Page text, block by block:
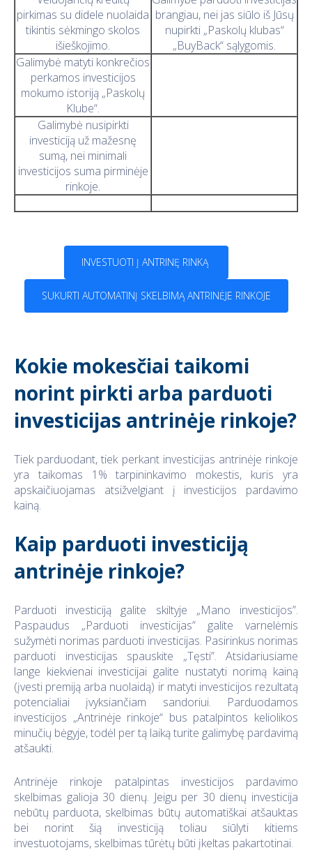
pirkimas su didele nuolaida
tikintis sėkmingo skolos
išieškojimo.
brangiau, nei jas siūlo iš Jūsų
nupirkti „Paskolų klubas“
„BuyBack“ sąlygomis.
Galimybė matyti konkrečios
perkamos investicijos
mokumo istoriją „Paskolų
Klube“.
Galimybė nusipirkti
investiciją už mažesnę
sumą, nei minimali
investicijos suma pirminėje
rinkoje.
INVESTUOTI Į ANTRINĘ RINKĄ
SUKURTI AUTOMATINĮ SKELBIMĄ ANTRINĖJE RINKOJE
Kokie mokesčiai taikomi
norint pirkti arba parduoti
investicijas antrinėje rinkoje?
Tiek parduodant, tiek perkant investicijas antrinėje rinkoje
yra taikomas 1% tarpininkavimo mokestis, kuris yra
apskaičiuojamas atsižvelgiant į investicijos pardavimo
kainą.
Kaip parduoti investiciją
antrinėje rinkoje?
Parduoti investiciją galite skiltyje „Mano investicijos”.
Paspaudus „Parduoti investicijas” galite varnelėmis
sužymėti norimas parduoti investicijas. Pasirinkus norimas
parduoti investicijas spauskite „Tęsti”. Atsidariusiame
lange kiekvienai investicijai galite nustatyti norimą kainą
(įvesti premiją arba nuolaidą) ir matyti investicijos rezultatą
potencialiai įvyksiančiam sandoriui. Parduodamos
investicijos „Antrinėje rinkoje“ bus patalpintos keliolikos
minučių bėgyje, todėl per tą laiką turite galimybę pardavimą
atšaukti.
Antrinėje rinkoje patalpintas investicijos pardavimo
skelbimas galioja 30 dienų. Jeigu per 30 dienų investicija
nebūtų parduota, skelbimas būtų automatiškai atšauktas
bei norint šią investiciją toliau siūlyti kitiems
investuotojams, skelbimas tūrėtų būti įkeltas pakartotinai.